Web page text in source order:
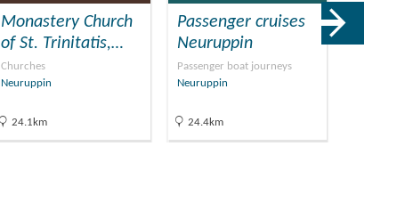
Monastery Church
of St. Trinitatis,…
Churches
Neuruppin
24.1km
Passenger cruises
Neuruppin
Passenger boat journeys
Neuruppin
24.4km